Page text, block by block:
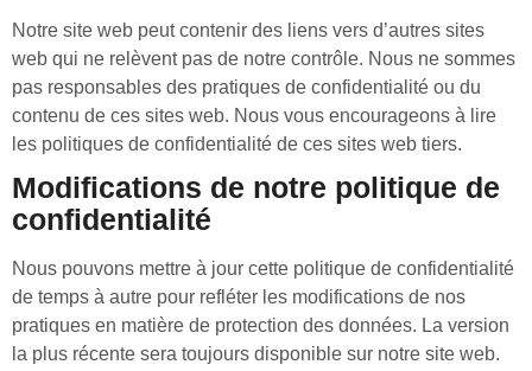
Notre site web peut contenir des liens vers d’autres sites
web qui ne relèvent pas de notre contrôle. Nous ne sommes
pas responsables des pratiques de confidentialité ou du
contenu de ces sites web. Nous vous encourageons à lire
les politiques de confidentialité de ces sites web tiers.
Modifications de notre politique de
confidentialité
Nous pouvons mettre à jour cette politique de confidentialité
de temps à autre pour refléter les modifications de nos
pratiques en matière de protection des données. La version
la plus récente sera toujours disponible sur notre site web.